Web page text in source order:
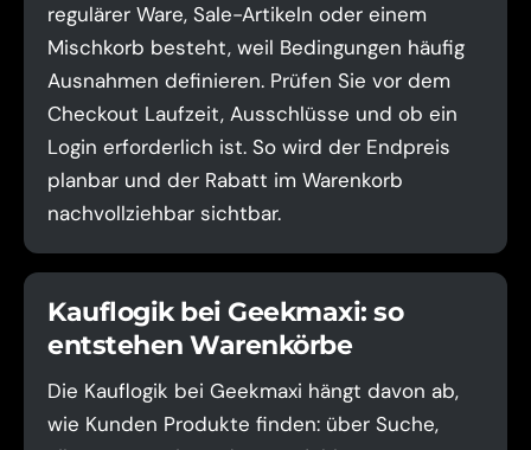
regulärer Ware, Sale-Artikeln oder einem
Mischkorb besteht, weil Bedingungen häufig
Ausnahmen definieren. Prüfen Sie vor dem
Checkout Laufzeit, Ausschlüsse und ob ein
Login erforderlich ist. So wird der Endpreis
planbar und der Rabatt im Warenkorb
nachvollziehbar sichtbar.
Kauflogik bei Geekmaxi: so
entstehen Warenkörbe
Die Kauflogik bei Geekmaxi hängt davon ab,
wie Kunden Produkte finden: über Suche,